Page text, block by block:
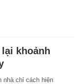
khoảnh
nhà chỉ cách hiện